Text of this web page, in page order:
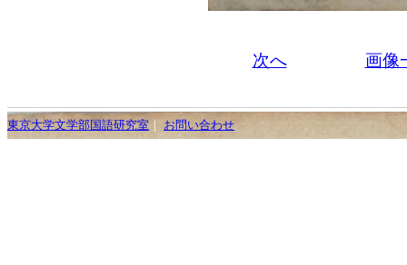
次へ 画像
東京大学文学部国語研究室 お問い合わせ